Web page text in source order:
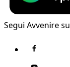
Segui Avvenire su